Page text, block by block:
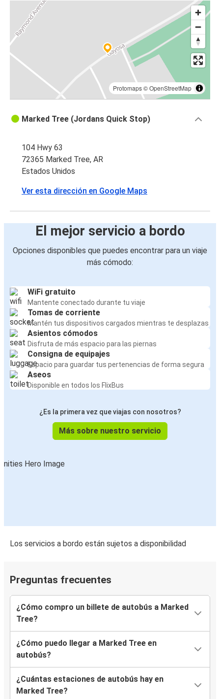
Protomaps©OpenStreetMap
Marked Tree (Jordans Quick Stop)
104 Hwy 63
72365 Marked Tree, AR
Estados Unidos
Ver esta dirección en Google Maps
El mejor servicio a bordo
Opciones disponibles que puedes encontrar para un viaje
más cómodo:
WiFi gratuito
Mantente conectado durante tu viaje
Tomas de corriente
Mantén tus dispositivos cargados mientras te desplazas
Asientos cómodos
Disfruta de más espacio para las piernas
Consigna de equipajes
Espacio para guardar tus pertenencias de forma segura
Aseos
Disponible en todos los FlixBus
¿Es la primera vez que viajas con nosotros?
Más sobre nuestro servicio
Los servicios a bordo están sujetos a disponibilidad
Preguntas frecuentes
¿Cómo compro un billete de autobús a Marked
Tree?
¿Cómo puedo llegar a Marked Tree en
autobús?
¿Cuántas estaciones de autobús hay en
Marked Tree?